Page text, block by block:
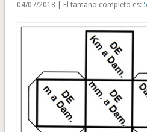
04/07/2018 | El tamaño completo es: